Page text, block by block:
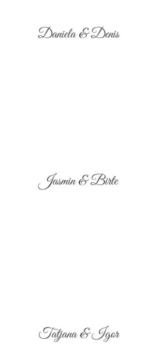
Daniela & Denis
Jasmin & Birte
Tatjana & Igor